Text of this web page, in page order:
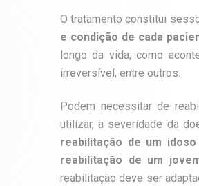
O tratamento constitui
e condição de cada
longo da vida, como
irreversível, entre outros.
Podem necessitar de
utilizar, a severidade da
reabilitação de um
reabilitação de um
reabilitação deve ser